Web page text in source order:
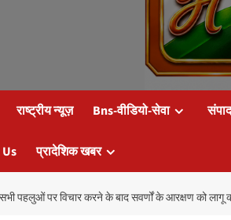
राष्ट्रीय न्यूज़ Bns-वीडियो-सेवा
प्रादेशिक खबर
सभी पहलुओं पर विचार करने के बाद सवर्णों के आरक्षण को लागू